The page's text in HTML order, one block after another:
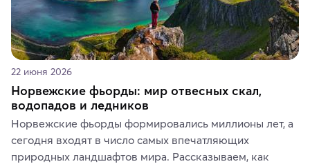
22 июня 2026
Норвежские фьорды: мир отвесных скал,
водопадов и ледников
Норвежские фьорды формировались миллионы лет, а
сегодня входят в число самых впечатляющих
природных ландшафтов мира. Рассказываем, как